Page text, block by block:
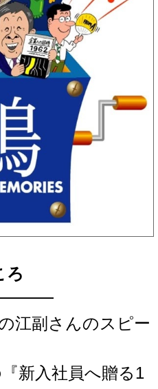
ろ
江副さんのスピー
新入社員へ贈る1